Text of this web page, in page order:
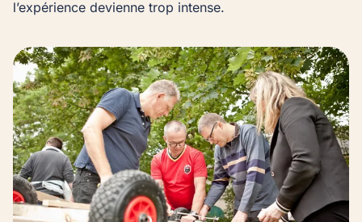
l’expérience devienne trop intense.